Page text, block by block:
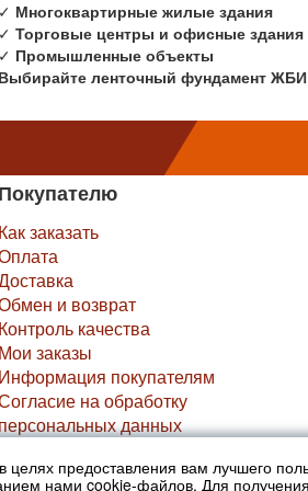
предоставления вам лучшего
нами cookie-файлов. Для
✓ Многоквартирные жилые здания
✓ Торговые центры и офисные здания
✓ Промышленные объекты
Выбирайте ленточный фундамент ЖБИ
Покупателю
Как заказать
и возврат
Контроль качества
Мои заказы
Информация покупателям
на обработку
данных
цены не являются публичной офертой
товара просьба уточнять в офисах продаж....